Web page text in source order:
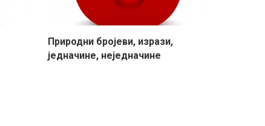
Природни бројеви, изрази,
једначине, неједначине